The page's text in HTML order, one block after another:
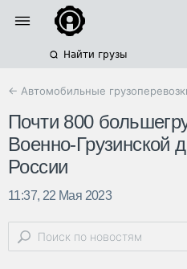
Найти грузы
← Автомобильные
Почти 800
Военно-Грузинской
России
11:37, 22 Мая 2023